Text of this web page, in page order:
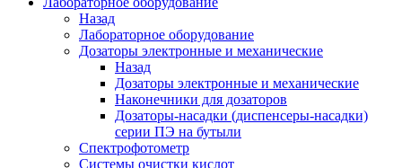
Назад
Лабораторное оборудование
Дозаторы электронные и механические
Назад
Дозаторы электронные и механические
Наконечники для дозаторов
Дозаторы-насадки (диспенсеры-насадки)
серии ПЭ на бутыли
Спектрофотометр
Системы очистки кислот